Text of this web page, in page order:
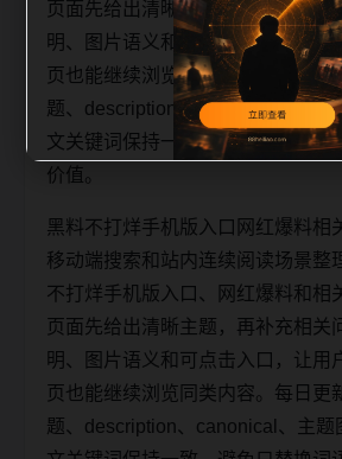
页面先给出清晰主题，再补充相关
明、图片语义和可点击入口，让用
页也能继续浏览同类内容。每日更
题、description、canonical、主题
文关键词保持一致，避免只替换词
价值。
黑料不打烊手机版入口网红爆料相
移动端搜索和站内连续阅读场景整
不打烊手机版入口、网红爆料和相
页面先给出清晰主题，再补充相关
明、图片语义和可点击入口，让用
页也能继续浏览同类内容。每日更
题、description、canonical、主题